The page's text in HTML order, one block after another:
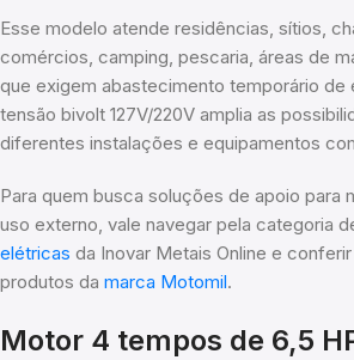
Esse modelo atende residências, sítios,
comércios, camping, pescaria, áreas de
que exigem abastecimento temporário de
tensão bivolt 127V/220V amplia as
diferentes instalações e equipamentos
Para quem busca soluções de apoio para
uso externo, vale navegar pela categoria
elétricas da Inovar Metais Online e
produtos da marca Motomil.
Motor 4 tempos de 6,5